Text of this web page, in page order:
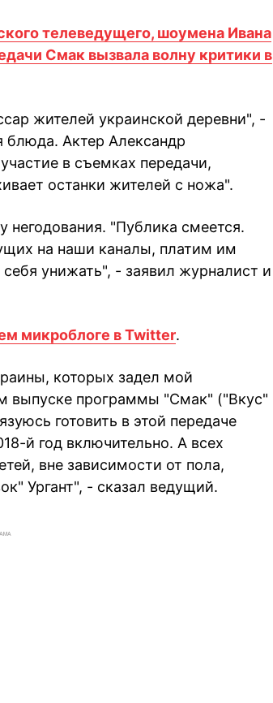
телеведущего, шоумена Ивана
Смак вызвала волну критики в
жителей украинской деревни", -
блюда. Актер Александр
в съемках передачи,
останки жителей с ножа".
негодования. "Публика смеется.
на наши каналы, платим им
унижать", - заявил журналист и
микроблоге в Twitter.
которых задел мой
выпуске программы "Смак" ("Вкус"
готовить в этой передаче
й год включительно. А всех
вне зависимости от пола,
Ургант", - сказал ведущий.